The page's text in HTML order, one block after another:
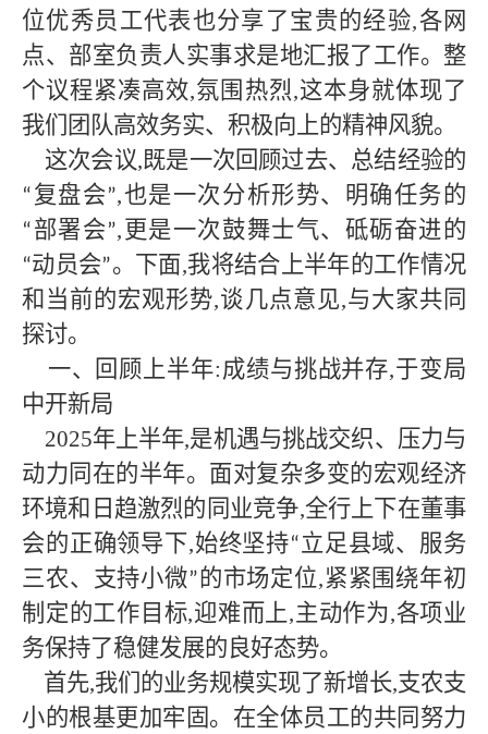
位优秀员工代表也分享了宝贵的经验,各网
点、部室负责人实事求是地汇报了工作。整
个议程紧凑高效,氛围热烈,这本身就体现了
我们团队高效务实、积极向上的精神风貌。
这次会议,既是一次回顾过去、总结经验的
“复盘会”,也是一次分析形势、明确任务的
“部署会”,更是一次鼓舞士气、砥砺奋进的
“动员会”。下面,我将结合上半年的工作情况
和当前的宏观形势,谈几点意见,与大家共同
探讨。
一、回顾上半年:成绩与挑战并存,于变局
中开新局
2025年上半年,是机遇与挑战交织、压力与
动力同在的半年。面对复杂多变的宏观经济
环境和日趋激烈的同业竞争,全行上下在董事
会的正确领导下,始终坚持“立足县域、服务
三农、支持小微”的市场定位,紧紧围绕年初
制定的工作目标,迎难而上,主动作为,各项业
务保持了稳健发展的良好态势。
首先,我们的业务规模实现了新增长,支农支
小的根基更加牢固。在全体员工的共同努力